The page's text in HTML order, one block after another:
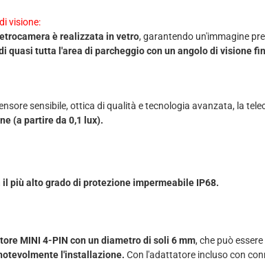
visione:
è realizzata in vetro, garantendo un'immagine
quasi tutta l'area di parcheggio con un angolo di visione
sensibile, ottica di qualità e tecnologia avanzata, la
(a partire da 0,1 lux).
più alto grado di protezione impermeabile IP68.
MINI 4-PIN con un diametro di soli 6 mm, che può
l'installazione. Con l'adattatore incluso con